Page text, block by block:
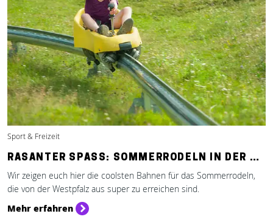
Sport & Freizeit
RASANTER SPASS: SOMMERRODELN IN DER …
Wir zeigen euch hier die coolsten Bahnen für das Sommerrodeln,
die von der Westpfalz aus super zu erreichen sind.
Mehr erfahren